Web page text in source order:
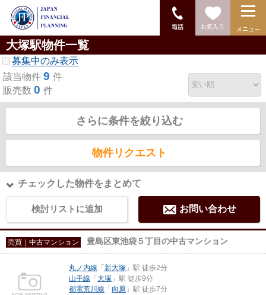
電話 お気入り メニュー
大塚駅物件一覧
募集中のみ表示
該当物件 9 件
販売数 0 件
さらに条件を絞り込む
物件リクエスト
チェックした物件をまとめて
検討リストに追加 お問い合わせ
売買｜中古マンション 豊島区東池袋５丁目の中古マンション
丸ノ内線 「新大塚 」駅 徒歩2分
山手線 「大塚 」駅 徒歩9分
都電荒川線 「向原 」駅 徒歩7分